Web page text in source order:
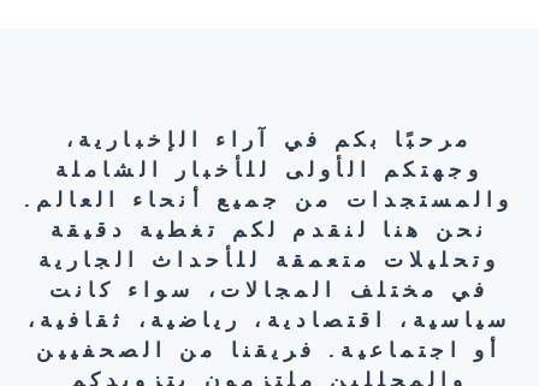
مرحبًا بكم في آراء الإخبارية،
وجهتكم الأولى للأخبار الشاملة
والمستجدات من جميع أنحاء العالم.
نحن هنا لنقدم لكم تغطية دقيقة
وتحليلات متعمقة للأحداث الجارية
في مختلف المجالات، سواء كانت
سياسية، اقتصادية، رياضية، ثقافية،
أو اجتماعية. فريقنا من الصحفيين
والمحللين ملتزمون بتزويدكم